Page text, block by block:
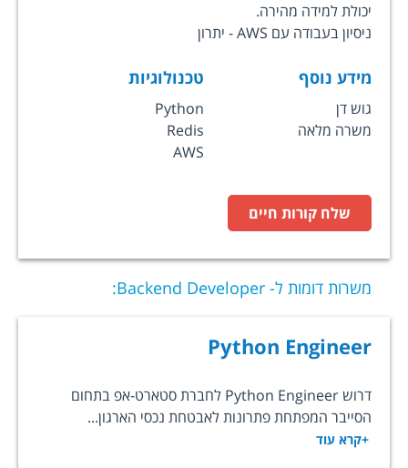
יכולת למידה מהירה.
ניסיון בעבודה עם AWS - יתרון
מידע נוסף
גוש דן
משרה מלאה
טכנולוגיות
Python
Redis
AWS
שלח קורות חיים
משרות דומות ל- Backend Developer
:
Python Engineer
דרוש Python Engineer לחברת סטארט-אפ בתחום
הסייבר המפתחת פתרונות לאבטחת נכסי הארגון...
+קרא עוד